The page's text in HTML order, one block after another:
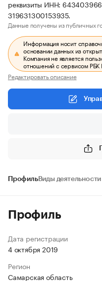
реквизиты ИНН:
319631300153935.
Данные получены из публичных
Информация носит
основании данных из
Компания не является
отношений с сервисом РБК
Редактировать описание
ПрофильВиды деятельности
Профиль
Дата регистрации
4 октября 2019
Регион
Самарская область